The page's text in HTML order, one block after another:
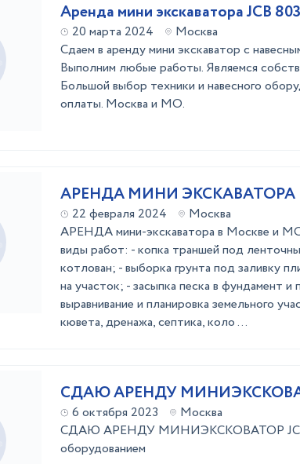
Аренда мини экскаватора JCB
20 марта 2024
Москва
Сдаем в аренду мини экскаватор с
Выполним любые работы. Являемся
Большой выбор техники и навесного
оплаты. Москва и МО.
АРЕНДА МИНИ ЭКСКАВАТОРА
22 февраля 2024
Москва
АРЕНДА мини-экскаватора в Москве и
виды работ: - копка траншей под
котлован; - выборка грунта под заливку
на участок; - засыпка песка в фундамент и
выравнивание и планировка земельного
кювета, дренажа, септика, коло ...
СДАЮ АРЕНДУ
6 октября 2023
Москва
СДАЮ АРЕНДУ МИНИЭКСКОВАТОР JCB
оборудованием